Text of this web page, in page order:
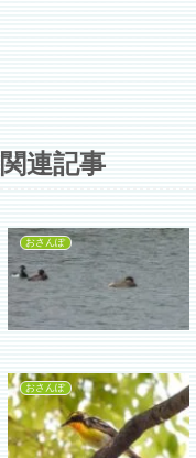
関連記事
おさんぽ
おさんぽ